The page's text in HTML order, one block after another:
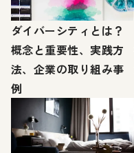
ダイバーシティとは？
概念と重要性、実践方
法、企業の取り組み事
例